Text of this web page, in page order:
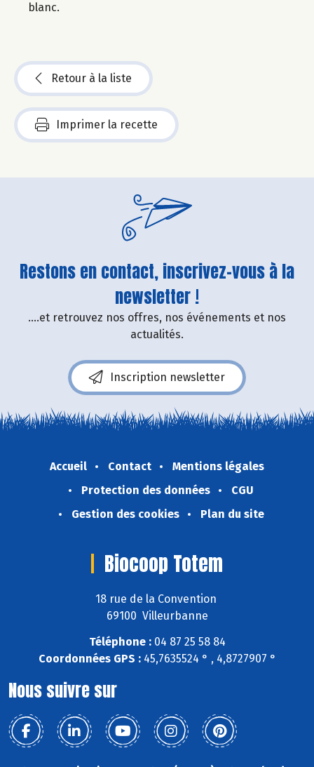
blanc.
Retour à la liste
Imprimer la recette
Restons en contact, inscrivez-vous à la
newsletter !
....et retrouvez nos offres, nos événements et nos
actualités.
Inscription newsletter
Accueil Contact
Mentions légales
Protection des données
CGU
Gestion des cookies
Plan du site
Biocoop Totem
18 rue de la Convention
69100 Villeurbanne
Téléphone :04 87 25 58 84
Coordonnées GPS :45,7635524 ° , 4,8727907 °
Nous suivre sur